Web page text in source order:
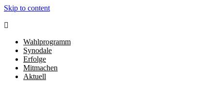
Skip to content
Wahlprogramm
Synodale
Erfolge
Mitmachen
Aktuell